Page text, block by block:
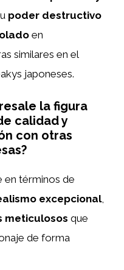
poder destructivo
en
similares en el
japoneses.
la figura
calidad y
con otras
en términos de
excepcional,
meticulosos que
de forma